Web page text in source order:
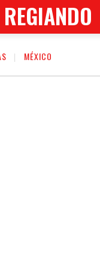
REGIANDO
MÉXICO